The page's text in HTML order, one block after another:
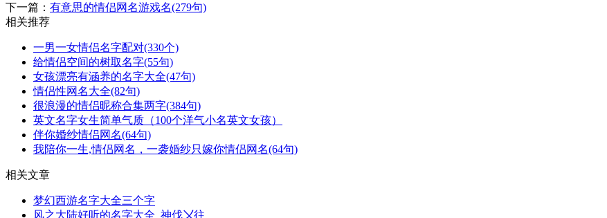
下一篇： 有意思的情侣网名游戏名(279句)
相关推荐
一男一女情侣名字配对(330个)
给情侣空间的树取名字(55句)
女孩漂亮有涵养的名字大全(47句)
情侣性网名大全(82句)
很浪漫的情侣昵称合集两字(384句)
英文名字女生简单气质（100个洋气小名英文女孩）
伴你婚纱情侣网名(64句)
我陪你一生,情侣网名，一袭婚纱只嫁你情侣网名(64句)
相关文章
梦幻西游名字大全三个字
风之大陆好听的名字大全_神伐〤往